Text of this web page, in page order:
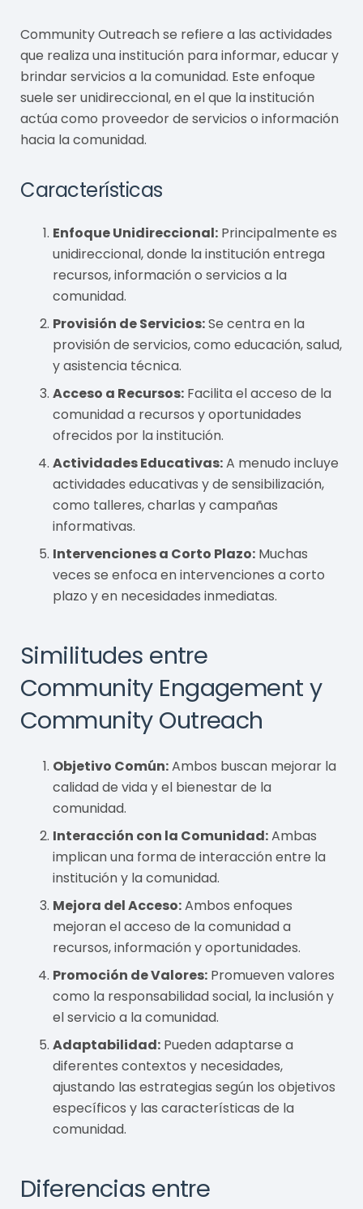
Community Outreach se refiere a las actividades
que realiza una institución para informar, educar y
brindar servicios a la comunidad. Este enfoque
suele ser unidireccional, en el que la institución
actúa como proveedor de servicios o información
hacia la comunidad.
Características
Enfoque Unidireccional: Principalmente es
unidireccional, donde la institución entrega
recursos, información o servicios a la
comunidad.
Provisión de Servicios:Se centra en la
provisión de servicios, como educación, salud,
y asistencia técnica.
Acceso a Recursos: Facilita el acceso de la
comunidad a recursos y oportunidades
ofrecidos por la institución.
Actividades Educativas:A menudo incluye
actividades educativas y de sensibilización,
como talleres, charlas y campañas
informativas.
Intervenciones a Corto Plazo: Muchas
veces se enfoca en intervenciones a corto
plazo y en necesidades inmediatas.
Similitudes entre
Community Engagement y
Community Outreach
Objetivo Común:Ambos buscan mejorar la
calidad de vida y el bienestar de la
comunidad.
Interacción con la Comunidad:Ambas
implican una forma de interacción entre la
institución y la comunidad.
Mejora del Acceso:Ambos enfoques
mejoran el acceso de la comunidad a
recursos, información y oportunidades.
Promoción de Valores: Promueven valores
como la responsabilidad social, la inclusión y
el servicio a la comunidad.
Adaptabilidad: Pueden adaptarse a
diferentes contextos y necesidades,
ajustando las estrategias según los objetivos
específicos y las características de la
comunidad.
Diferencias entre